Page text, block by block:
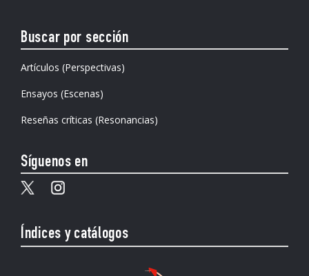
Buscar por sección
Artículos (Perspectivas)
Ensayos (Escenas)
Reseñas críticas (Resonancias)
Síguenos en
Índices y catálogos